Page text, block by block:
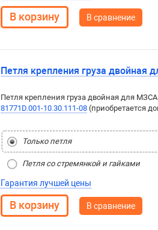
В сравнение
Петля крепления груза двойная
Петля крепления груза двойная для
81771D.001-10.30.111-08 (приобретается
Только петля
Петля со стремянкой и гайками
Гарантия лучшей цены
В сравнение